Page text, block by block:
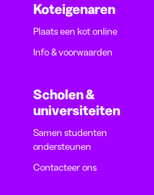
Koteigenaren
Plaats een kot online
Info & voorwaarden
Scholen &
universiteiten
Samen studenten
ondersteunen
Contacteer ons